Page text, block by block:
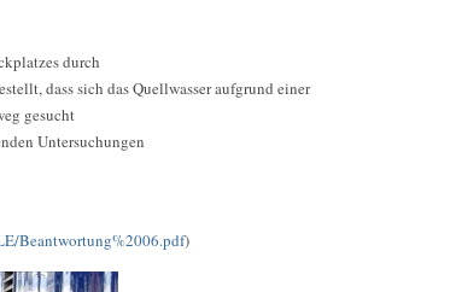
durch
dass sich das Quellwasser aufgrund einer
gesucht
Untersuchungen
Beantwortung%2006.pdf)